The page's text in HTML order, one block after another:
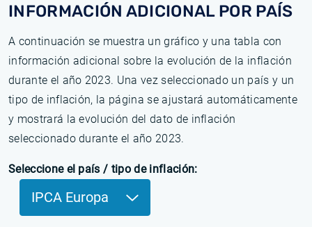
INFORMACIÓN ADICIONAL POR PAÍS
A continuación se muestra un gráfico y una tabla con
información adicional sobre la evolución de la inflación
durante el año 2023. Una vez seleccionado un país y un
tipo de inflación, la página se ajustará automáticamente
y mostrará la evolución del dato de inflación
seleccionado durante el año 2023.
Seleccione el país / tipo de inflación:
IPCA Europa